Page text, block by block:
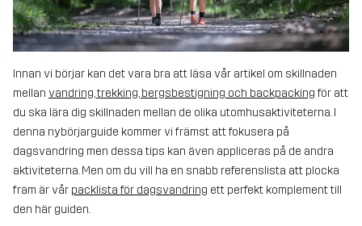
Innan vi börjar kan det vara bra att läsa vår artikel om skillnaden
mellan vandring, trekking, bergsbestigning och backpacking för att
du ska lära dig skillnaden mellan de olika utomhusaktiviteterna. I
denna nybörjarguide kommer vi främst att fokusera på
dagsvandring men dessa tips kan även appliceras på de andra
aktiviteterna. Men om du vill ha en snabb referenslista att plocka
fram är vår packlista för dagsvandring ett perfekt komplement till
den här guiden.